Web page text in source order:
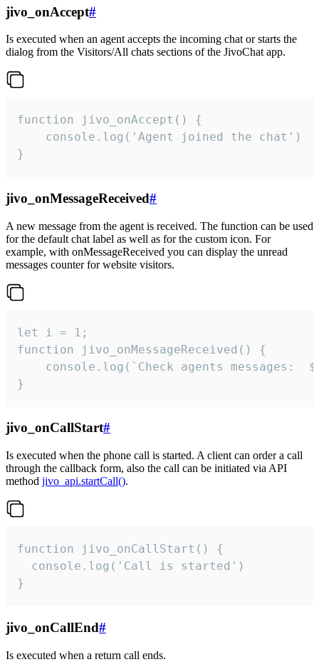
jivo_onAccept#
Is executed when an agent accepts the incoming chat or starts the
dialog from the Visitors/All chats sections of the JivoChat app.
function jivo_onAccept() {
}
jivo_onMessageReceived#
A new message from the agent is received. The function can be used
for the default chat label as well as for the custom icon. For
example, with onMessageReceived you can display the unread
messages counter for website visitors.
let i = 1;
function jivo_onMessageReceived() {
}
jivo_onCallStart#
Is executed when the phone call is started. A client can order a call
through the callback form, also the call can be initiated via API
method jivo_api.startCall().
function jivo_onCallStart() {
  console.log('Call is started')
}
jivo_onCallEnd#
Is executed when a return call ends.